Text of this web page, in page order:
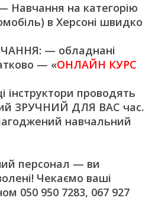
на категорію
в Херсоні швидко
— обладнані
— «ОНЛАЙН КУРС
проводять
ЗРУЧНИЙ ДЛЯ ВАС час.
навчальний
персонал — ви
Чекаємо ваші
050 950 7283, 067 927